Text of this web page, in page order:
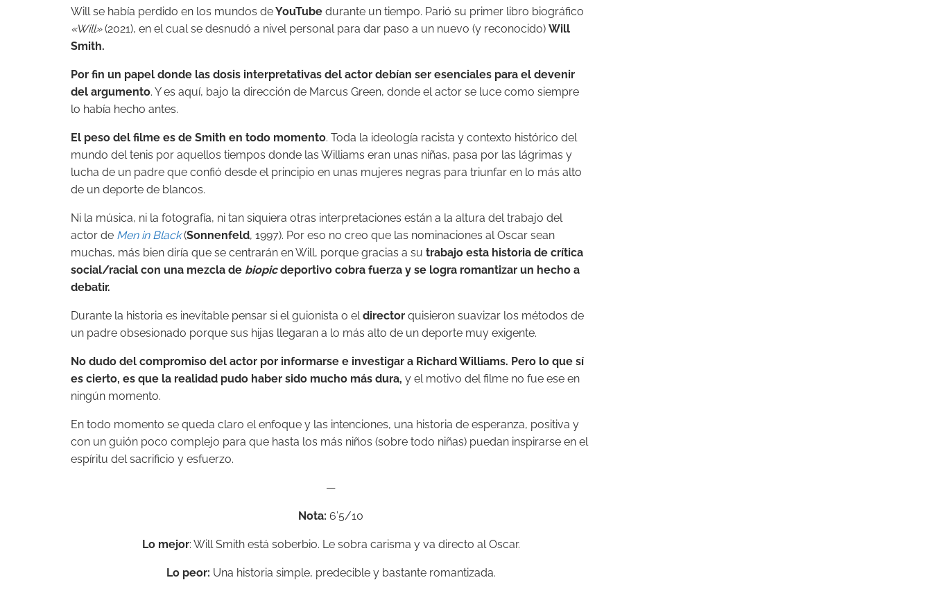
Will se había perdido en los mundos deYouTube durante un tiempo. Parió su primer libro biográfico
«Will»(2021), en el cual se desnudó a nivel personal para dar paso a un nuevo (y reconocido) Will
Smith.
Por fin un papel donde las dosis interpretativas del actor debían ser esenciales para el devenir
del argumento. Y es aquí, bajo la dirección de Marcus Green, donde el actor se luce como siempre
lo había hecho antes.
El peso del filme es de Smith en todo momento. Toda la ideología racista y contexto histórico del
mundo del tenis por aquellos tiempos donde las Williams eran unas niñas, pasa por las lágrimas y
lucha de un padre que confió desde el principio en unas mujeres negras para triunfar en lo más alto
de un deporte de blancos.
Ni la música, ni la fotografía, ni tan siquiera otras interpretaciones están a la altura del trabajo del
actor de Men in Black (Sonnenfeld, 1997). Por eso no creo que las nominaciones al Oscar sean
muchas, más bien diría que se centrarán en Will, porque gracias a su trabajo esta historia de crítica
social/racial con una mezcla de biopicdeportivo cobra fuerza y se logra romantizar un hecho a
debatir.
Durante la historia es inevitable pensar si el guionista o eldirector quisieron suavizar los métodos de
un padre obsesionado porque sus hijas llegaran a lo más alto de un deporte muy exigente.
No dudo del compromiso del actor por informarse e investigar a Richard Williams. Pero lo que sí
es cierto, es que la realidad pudo haber sido mucho más dura, y el motivo del filme no fue ese en
ningún momento.
En todo momento se queda claro el enfoque y las intenciones, una historia de esperanza, positiva y
con un guión poco complejo para que hasta los más niños (sobre todo niñas) puedan inspirarse en el
espíritu del sacrificio y esfuerzo.
—
Nota: 6’5/10
Lo mejor: Will Smith está soberbio. Le sobra carisma y va directo al Oscar.
Lo peor: Una historia simple, predecible y bastante romantizada.